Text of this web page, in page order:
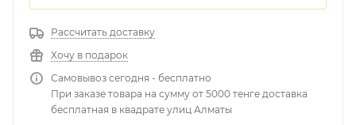
Рассчитать доставку
Хочу в подарок
Самовывоз сегодня - бесплатно
При заказе товара на сумму от 5000 тенге доставка
бесплатная в квадрате улиц Алматы